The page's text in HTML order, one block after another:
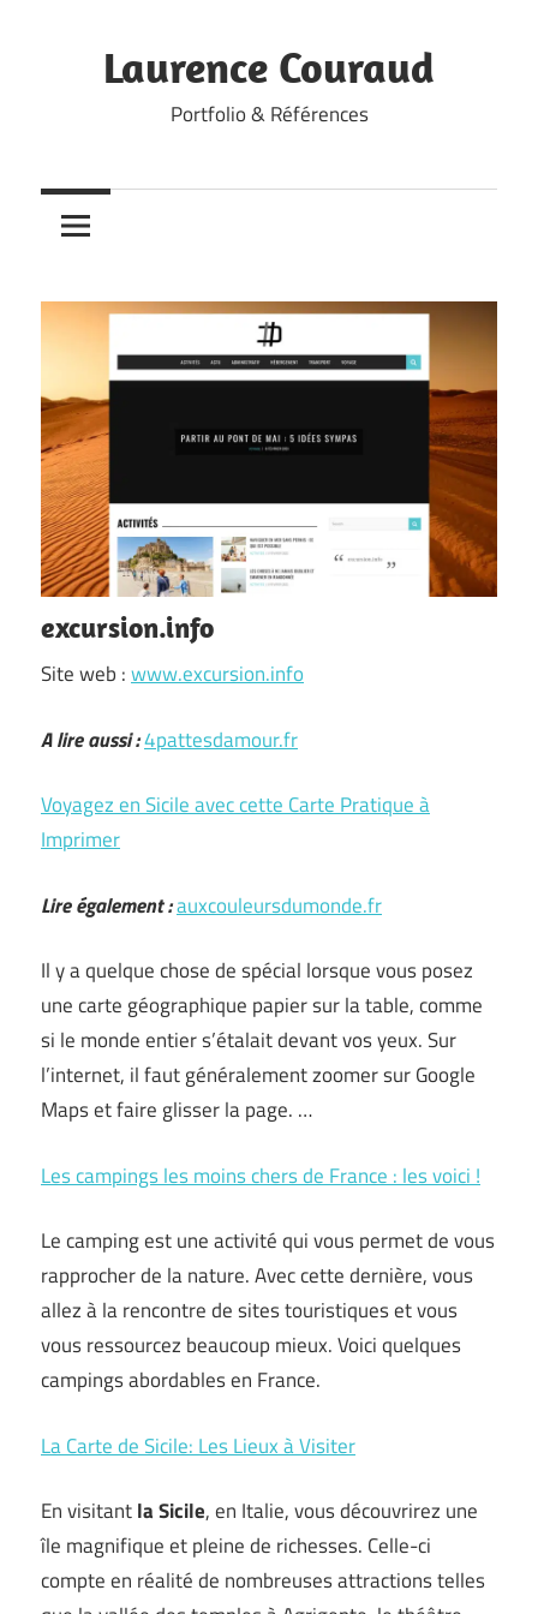
contentLaurence Couraud
Portfolio & Références
excursion.info
Site web :www.excursion.info
A lire aussi :4pattesdamour.fr
Voyagez en Sicile avec cette Carte Pratique à
Imprimer
Lire également :auxcouleursdumonde.fr
Il y a quelque chose de spécial lorsque vous posez
une carte géographique papier sur la table, comme
si le monde entier s’étalait devant vos yeux. Sur
l’internet, il faut généralement zoomer sur Google
Maps et faire glisser la page. …
Les campings les moins chers de France : les voici !
Le camping est une activité qui vous permet de vous
rapprocher de la nature. Avec cette dernière, vous
allez à la rencontre de sites touristiques et vous
vous ressourcez beaucoup mieux. Voici quelques
campings abordables en France.
La Carte de Sicile: Les Lieux à Visiter
En visitantla Sicile, en Italie, vous découvrirez une
île magnifique et pleine de richesses. Celle-ci
compte en réalité de nombreuses attractions telles